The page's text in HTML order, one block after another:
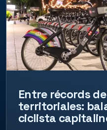
Entre récords
territoriales:
ciclista